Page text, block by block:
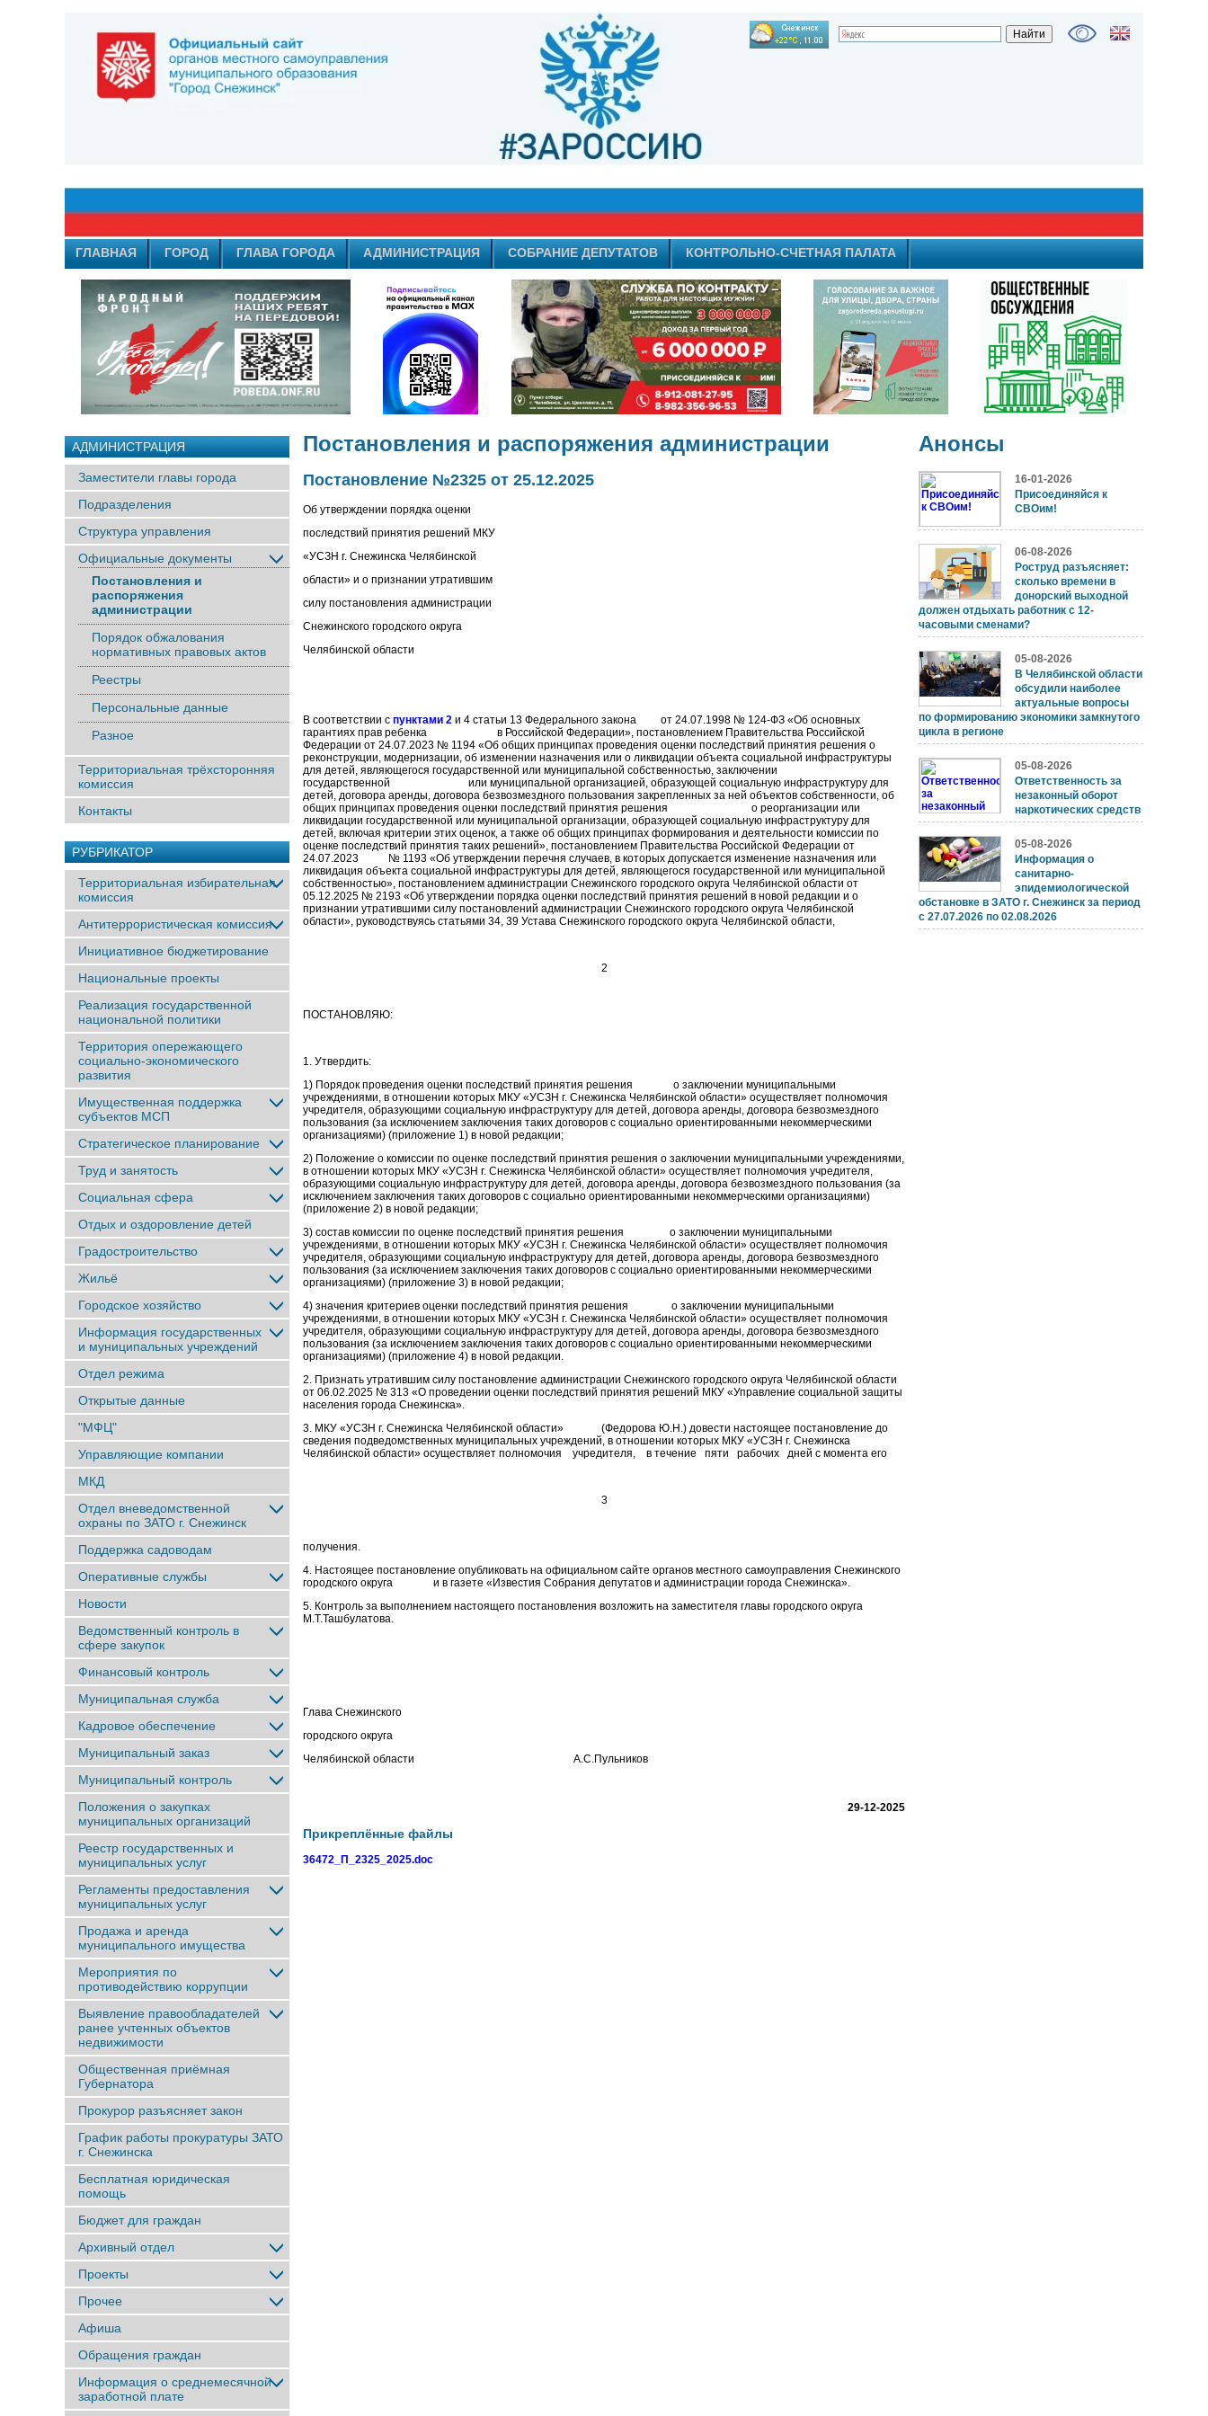
ГЛАВНАЯ ГОРОД ГЛАВА ГОРОДА АДМИНИСТРАЦИЯ СОБРАНИЕ ДЕПУТАТОВ КОНТРОЛЬНО-СЧЕТНАЯ ПАЛАТА
АДМИНИСТРАЦИЯ
Заместители главы города
Подразделения
Структура управления
Официальные документы
Постановления и
распоряжения
администрации
Порядок обжалования
нормативных правовых актов
Реестры
Персональные данные
Разное
Территориальная трёхсторонняя
комиссия
Контакты
РУБРИКАТОР
Территориальная избирательная
комиссия
Антитеррористическая комиссия
Инициативное бюджетирование
Национальные проекты
Реализация государственной
национальной политики
Территория опережающего
социально-экономического
развития
Имущественная поддержка
субъектов МСП
Стратегическое планирование
Труд и занятость
Социальная сфера
Отдых и оздоровление детей
Градостроительство
Жильё
Городское хозяйство
Информация государственных
и муниципальных учреждений
Отдел режима
Открытые данные
"МФЦ"
Управляющие компании
МКД
Отдел вневедомственной
охраны по ЗАТО г. Снежинск
Поддержка садоводам
Оперативные службы
Новости
Ведомственный контроль в
сфере закупок
Финансовый контроль
Муниципальная служба
Кадровое обеспечение
Муниципальный заказ
Муниципальный контроль
Положения о закупках
муниципальных организаций
Реестр государственных и
муниципальных услуг
Регламенты предоставления
муниципальных услуг
Продажа и аренда
муниципального имущества
Мероприятия по
противодействию коррупции
Выявление правообладателей
ранее учтенныx объектов
недвижимости
Общественная приёмная
Губернатора
Прокурор разъясняет закон
График работы прокуратуры ЗАТО
г. Снежинска
Бесплатная юридическая
помощь
Бюджет для граждан
Архивный отдел
Проекты
Прочее
Афиша
Обращения граждан
Информация о среднемесячной
заработной плате
Постановления и распоряжения администрации
Постановление №2325 от 25.12.2025
Об утверждении порядка оценки
последствий принятия решений МКУ
«УСЗН г. Снежинска Челябинской
области» и о признании утратившим
силу постановления администрации
Снежинского городского округа
Челябинской области
В соответствии с пунктами 2 и 4 статьи 13 Федерального закона от 24.07.1998 № 124-ФЗ «Об основных
гарантиях прав ребенка в Российской Федерации», постановлением Правительства Российской
Федерации от 24.07.2023 № 1194 «Об общих принципах проведения оценки последствий принятия решения о
реконструкции, модернизации, об изменении назначения или о ликвидации объекта социальной инфраструктуры
для детей, являющегося государственной или муниципальной собственностью, заключении
государственной или муниципальной организацией, образующей социальную инфраструктуру для
детей, договора аренды, договора безвозмездного пользования закрепленных за ней объектов собственности, об
общих принципах проведения оценки последствий принятия решения о реорганизации или
ликвидации государственной или муниципальной организации, образующей социальную инфраструктуру для
детей, включая критерии этих оценок, а также об общих принципах формирования и деятельности комиссии по
оценке последствий принятия таких решений», постановлением Правительства Российской Федерации от
24.07.2023 № 1193 «Об утверждении перечня случаев, в которых допускается изменение назначения или
ликвидация объекта социальной инфраструктуры для детей, являющегося государственной или муниципальной
собственностью», постановлением администрации Снежинского городского округа Челябинской области от
05.12.2025 № 2193 «Об утверждении порядка оценки последствий принятия решений в новой редакции и о
признании утратившими силу постановлений администрации Снежинского городского округа Челябинской
области», руководствуясь статьями 34, 39 Устава Снежинского городского округа Челябинской области,
2
ПОСТАНОВЛЯЮ:
1. Утвердить:
1) Порядок проведения оценки последствий принятия решения о заключении муниципальными
учреждениями, в отношении которых МКУ «УСЗН г. Снежинска Челябинской области» осуществляет полномочия
учредителя, образующими социальную инфраструктуру для детей, договора аренды, договора безвозмездного
пользования (за исключением заключения таких договоров с социально ориентированными некоммерческими
организациями) (приложение 1) в новой редакции;
2) Положение о комиссии по оценке последствий принятия решения о заключении муниципальными учреждениями,
в отношении которых МКУ «УСЗН г. Снежинска Челябинской области» осуществляет полномочия учредителя,
образующими социальную инфраструктуру для детей, договора аренды, договора безвозмездного пользования (за
исключением заключения таких договоров с социально ориентированными некоммерческими организациями)
(приложение 2) в новой редакции;
3) состав комиссии по оценке последствий принятия решения о заключении муниципальными
учреждениями, в отношении которых МКУ «УСЗН г. Снежинска Челябинской области» осуществляет полномочия
учредителя, образующими социальную инфраструктуру для детей, договора аренды, договора безвозмездного
пользования (за исключением заключения таких договоров с социально ориентированными некоммерческими
организациями) (приложение 3) в новой редакции;
4) значения критериев оценки последствий принятия решения о заключении муниципальными
учреждениями, в отношении которых МКУ «УСЗН г. Снежинска Челябинской области» осуществляет полномочия
учредителя, образующими социальную инфраструктуру для детей, договора аренды, договора безвозмездного
пользования (за исключением заключения таких договоров с социально ориентированными некоммерческими
организациями) (приложение 4) в новой редакции.
2. Признать утратившим силу постановление администрации Снежинского городского округа Челябинской области
от 06.02.2025 № 313 «О проведении оценки последствий принятия решений МКУ «Управление социальной защиты
населения города Снежинска».
3. МКУ «УСЗН г. Снежинска Челябинской области» (Федорова Ю.Н.) довести настоящее постановление до
сведения подведомственных муниципальных учреждений, в отношении которых МКУ «УСЗН г. Снежинска
Челябинской области» осуществляет полномочия учредителя, в течение пяти рабочих дней с момента его
3
получения.
4. Настоящее постановление опубликовать на официальном сайте органов местного самоуправления Снежинского
городского округа и в газете «Известия Собрания депутатов и администрации города Снежинска».
5. Контроль за выполнением настоящего постановления возложить на заместителя главы городского округа
М.Т.Ташбулатова.
Глава Снежинского
городского округа
Челябинской области А.С.Пульников
29-12-2025
Прикреплённые файлы
36472_П_2325_2025.doc
Анонсы
16-01-2026
Присоединяйся к
СВОим!
06-08-2026
Роструд разъясняет:
сколько времени в
донорский выходной
должен отдыхать работник с 12-
часовыми сменами?
05-08-2026
В Челябинской области
обсудили наиболее
актуальные вопросы
по формированию экономики замкнутого
цикла в регионе
05-08-2026
Ответственность за
незаконный оборот
наркотических средств
05-08-2026
Информация о
санитарно-
эпидемиологической
обстановке в ЗАТО г. Снежинск за период
с 27.07.2026 по 02.08.2026